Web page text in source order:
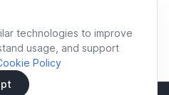
technologies to improve
usage, and support
Policy
Privacy policy
conditions